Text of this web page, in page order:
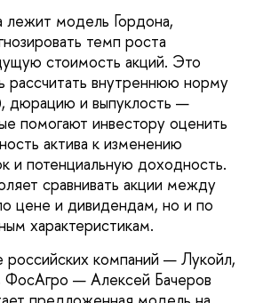
лежит модель Гордона,
темп роста
стоимость акций. Это
рассчитать внутреннюю норму
дюрацию и выпуклость —
помогают инвестору оценить
актива к изменению
и потенциальную доходность.
сравнивать акции между
цене и дивидендам, но и по
характеристикам.
российских компаний — Лукойл,
— Алексей Бачеров